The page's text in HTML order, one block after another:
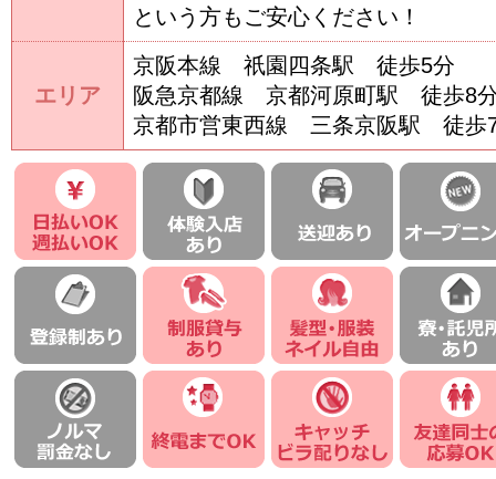
という方もご安心ください！
エリア
京阪本線 祇園四条駅 徒歩5分
阪急京都線 京都河原町駅 徒歩8
京都市営東西線 三条京阪駅 徒歩